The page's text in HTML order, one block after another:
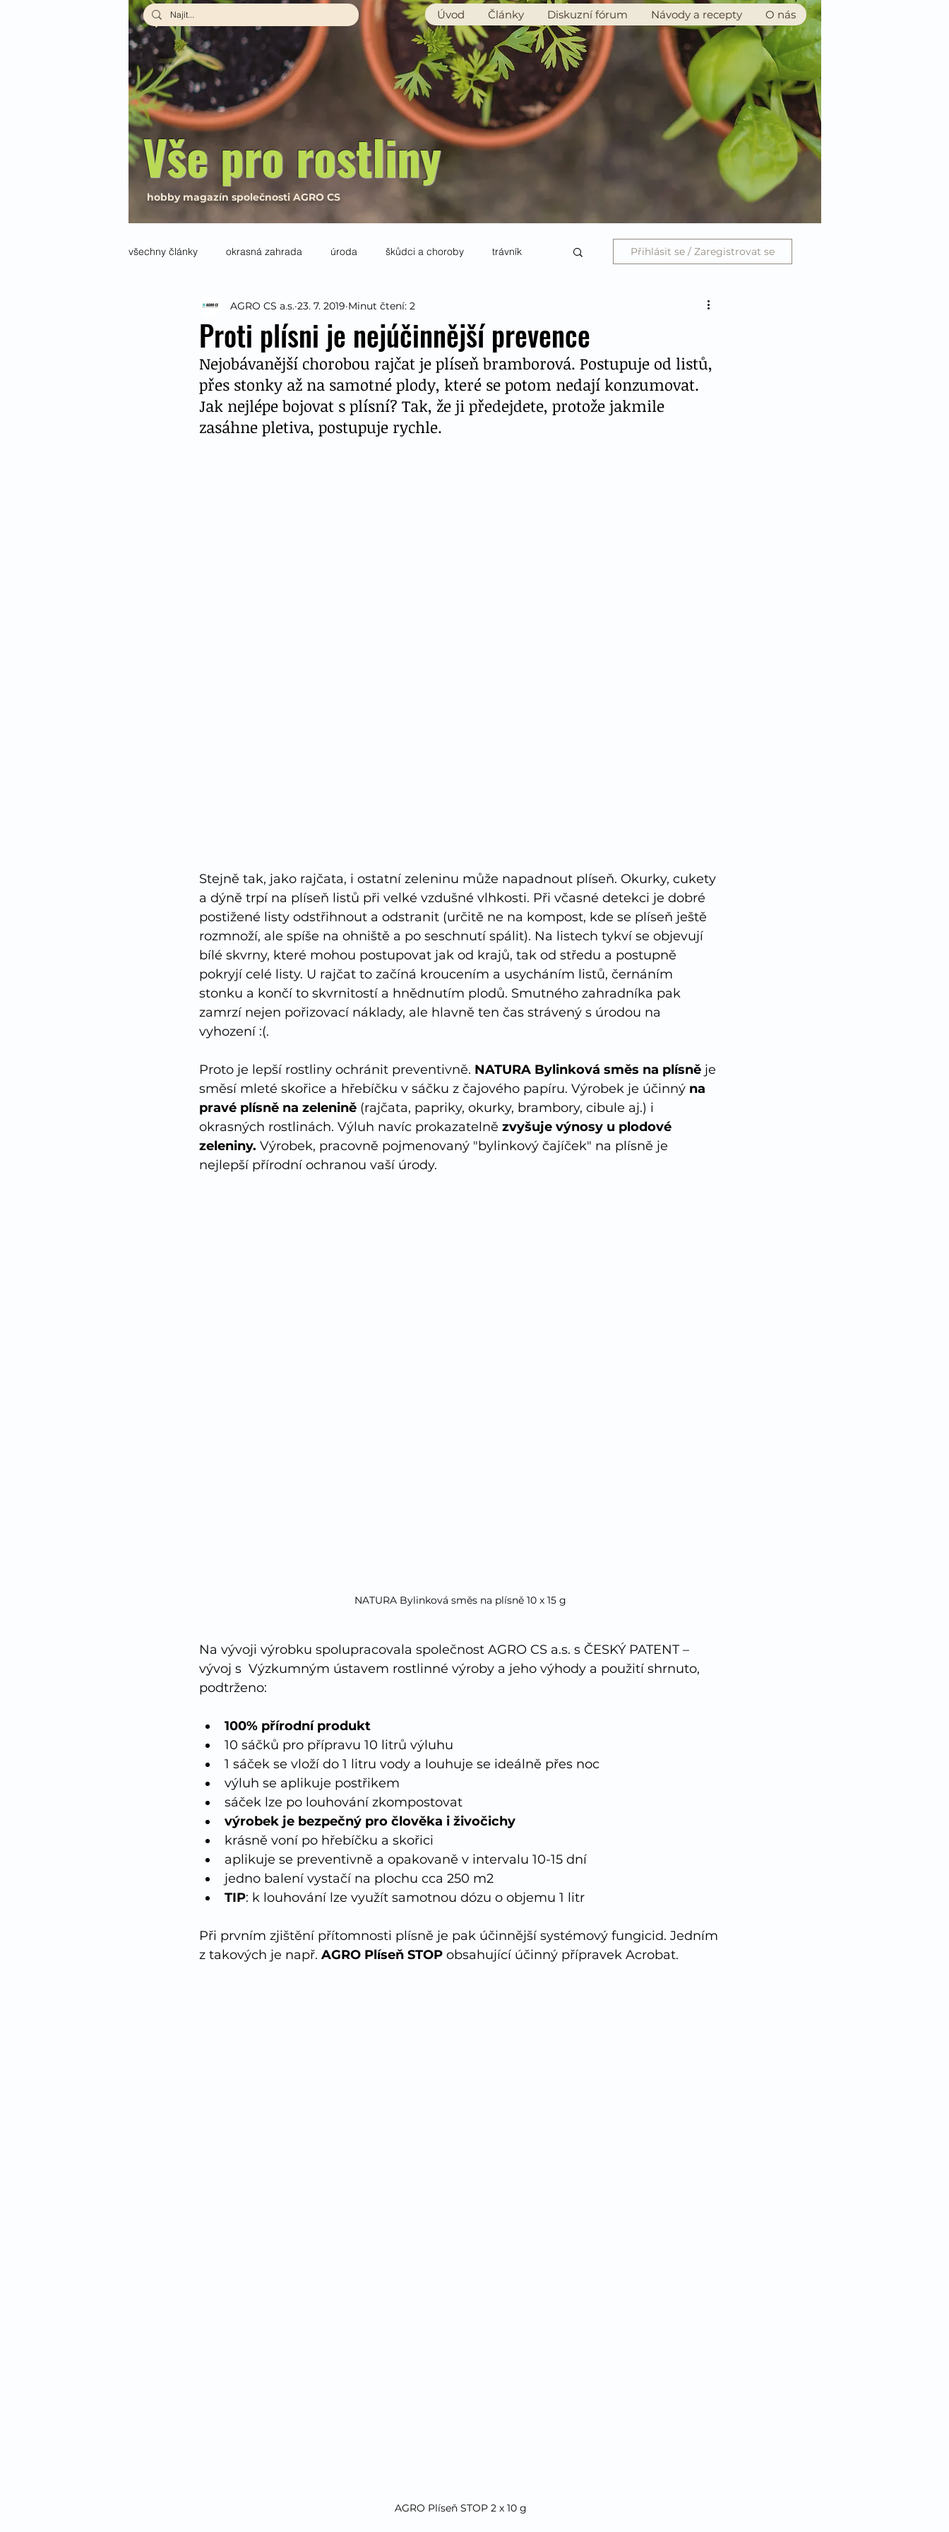
Vše pro rostliny
hobby magazín společnosti AGRO CS
Úvod Články Diskuzní fórum Návody a recepty O nás
všechny články okrasná zahrada úroda škůdci a choroby trávník
Návody a recepty
Přihlásit se / Zaregistrovat se
Proti plísni je nejúčinnější prevence
AGRO CS a.s. 23. 7. 2019 Minut čtení: 2
Nejobávanější chorobou rajčat je plíseň bramborová. Postupuje od listů,
přes stonky až na samotné plody, které se potom nedají konzumovat.
Jak nejlépe bojovat s plísní? Tak, že ji předejdete, protože jakmile
zasáhne pletiva, postupuje rychle.
Stejně tak, jako rajčata, i ostatní zeleninu může napadnout plíseň. Okurky, cukety
a dýně trpí na plíseň listů při velké vzdušné vlhkosti. Při včasné detekci je dobré
postižené listy odstřihnout a odstranit (určitě ne na kompost, kde se plíseň ještě
rozmnoží, ale spíše na ohniště a po seschnutí spálit). Na listech tykví se objevují
bílé skvrny, které mohou postupovat jak od krajů, tak od středu a postupně
pokryjí celé listy. U rajčat to začíná kroucením a usycháním listů, černáním
stonku a končí to skvrnitostí a hnědnutím plodů. Smutného zahradníka pak
zamrzí nejen pořizovací náklady, ale hlavně ten čas strávený s úrodou na
vyhození :(.
Proto je lepší rostliny ochránit preventivně. NATURA Bylinková směs na plísně je
směsí mleté skořice a hřebíčku v sáčku z čajového papíru. Výrobek je účinný na
pravé plísně na zelenině (rajčata, papriky, okurky, brambory, cibule aj.) i
okrasných rostlinách. Výluh navíc prokazatelně zvyšuje výnosy u plodové
zeleniny. Výrobek, pracovně pojmenovaný "bylinkový čajíček" na plísně je
nejlepší přírodní ochranou vaší úrody.
NATURA Bylinková směs na plísně 10 x 15 g
Na vývoji výrobku spolupracovala společnost AGRO CS a.s. s ČESKÝ PATENT –
vývoj s  Výzkumným ústavem rostlinné výroby a jeho výhody a použití shrnuto,
podtrženo:
100% přírodní produkt
10 sáčků pro přípravu 10 litrů výluhu
1 sáček se vloží do 1 litru vody a louhuje se ideálně přes noc
výluh se aplikuje postřikem
sáček lze po louhování zkompostovat
výrobek je bezpečný pro člověka i živočichy
krásně voní po hřebíčku a skořici
aplikuje se preventivně a opakovaně v intervalu 10-15 dní
jedno balení vystačí na plochu cca 250 m2
TIP: k louhování lze využít samotnou dózu o objemu 1 litr
Při prvním zjištění přítomnosti plísně je pak účinnější systémový fungicid. Jedním
z takových je např. AGRO Plíseň STOP obsahující účinný přípravek Acrobat.
AGRO Plíseň STOP 2 x 10 g